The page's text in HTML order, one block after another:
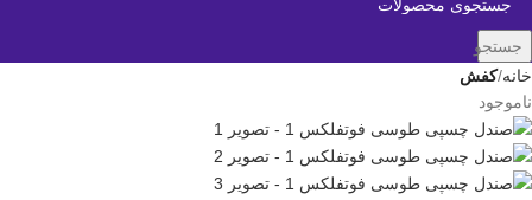
جستجو
خانه کفش
ناموجود